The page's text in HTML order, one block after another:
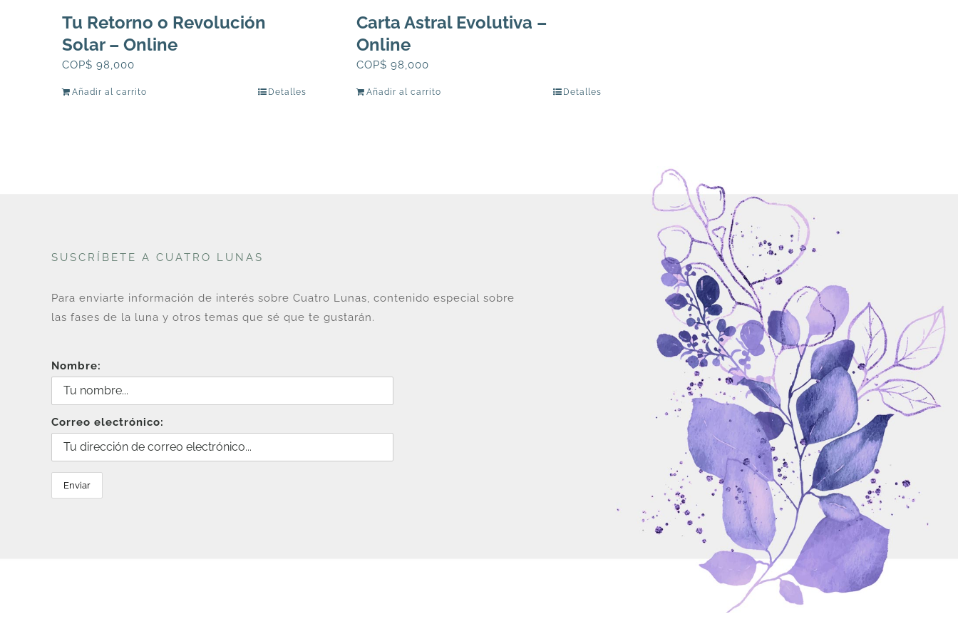
Tu Retorno o Revolución
Solar – Online
COP$ 98,000
Añadir al carrito Detalles
Carta Astral Evolutiva –
Online
COP$98,000
Añadir al carrito Detalles
SUSCRÍBETE A CUATRO LUNAS
Para enviarte información de interés sobre Cuatro Lunas, contenido especial sobre
las fases de la luna y otros temas que sé que te gustarán.
Nombre:
Correo electrónico: